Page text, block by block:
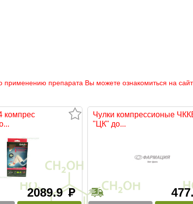
препарата Вы можете ознакомиться на
компрес
2089.9руб
Чулки компрессионые
"ЦК" до...